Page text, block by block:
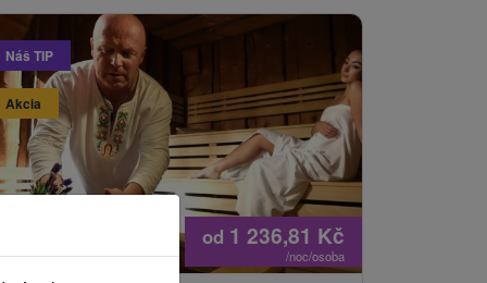
Náš TIP
Akcia
od 1 236,81 Kč
/noc/osoba